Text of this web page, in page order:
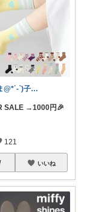
たまま@*´-`)子ども用品/日用品
SALE →1000円🎉
121
いいね